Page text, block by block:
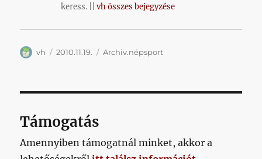
keress. ||vh összes bejegyzése
Szerző
vh Közzétéve
2010.11.19. Kategória
Archiv.népsport
Támogatás
Amennyiben támogatnál minket, akkor a